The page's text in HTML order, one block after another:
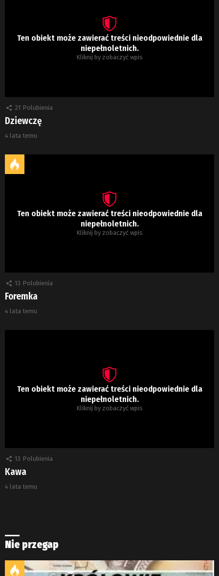
Ten obiekt może zawierać treści nieodpowiednie dla
niepełnoletnich.
Kliknij by zobaczyć wpis
21 Polubienia
Dziewczę
4 lata temu
Ten obiekt może zawierać treści nieodpowiednie dla
niepełnoletnich.
Kliknij by zobaczyć wpis
13 Polubienia
Foremka
4 lata temu
Ten obiekt może zawierać treści nieodpowiednie dla
niepełnoletnich.
Kliknij by zobaczyć wpis
13 Polubienia
Kawa
4 lata temu
Nie przegap